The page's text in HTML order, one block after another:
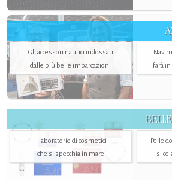
Gli accessori nautici indossati
dalle più belle imbarcazioni
farà in
Il laboratorio di cosmetici
che si specchia in mare
Pelle
si